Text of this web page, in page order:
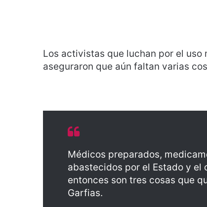
Los activistas que luchan por el
aseguraron que aún faltan varias
Médicos preparados,
abastecidos por el Estado y
entonces son tres cosas que
Garfias.